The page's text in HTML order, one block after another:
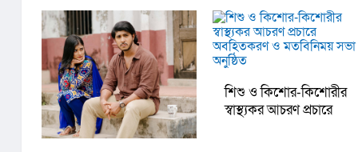
শিশু ও কিশোর-কিশোরীর
স্বাস্থ্যকর আচরণ প্রচারে